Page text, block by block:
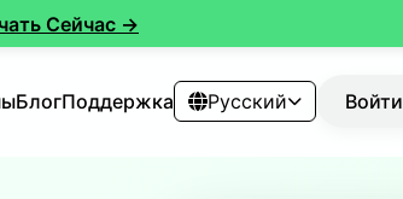
Сейчас →
БлогПоддержка Русский Войти